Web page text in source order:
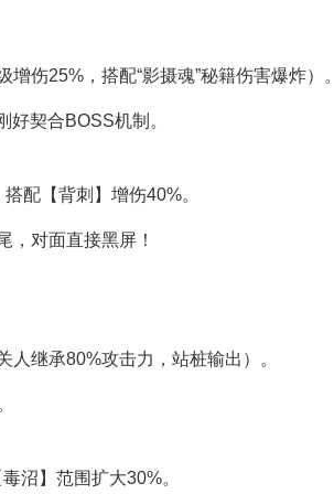
伤25%，搭配“影摄魂”秘籍伤害爆炸）。
好契合BOSS机制。
配【背刺】增伤40%。
对面直接黑屏！
继承80%攻击力，站桩输出）。
沼】范围扩大30%。